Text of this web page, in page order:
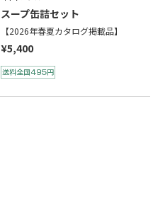
スープ缶詰セット
【2026年春夏カタログ掲載品】
¥5,400